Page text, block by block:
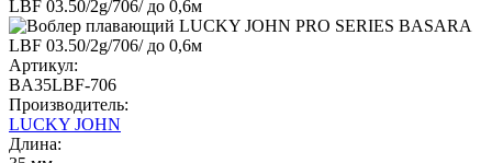
Артикул:
BA35LBF-706
Производитель:
LUCKY JOHN
Длина: